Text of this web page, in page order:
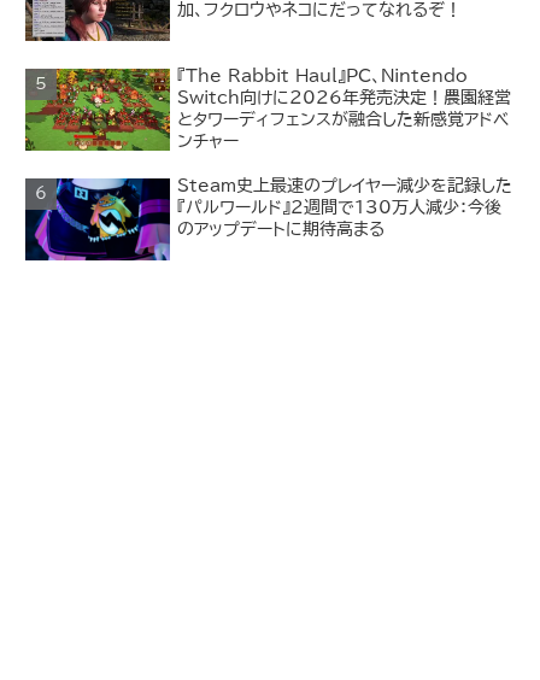
加、フクロウやネコにだってなれるぞ！
『The Rabbit Haul』PC、Nintendo
Switch向けに2026年発売決定！農園経営
とタワーディフェンスが融合した新感覚アドベ
ンチャー
Steam史上最速のプレイヤー減少を記録した
『パルワールド』2週間で130万人減少：今後
のアップデートに期待高まる